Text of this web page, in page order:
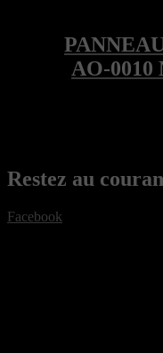
AO-0010
Restez au
Facebook